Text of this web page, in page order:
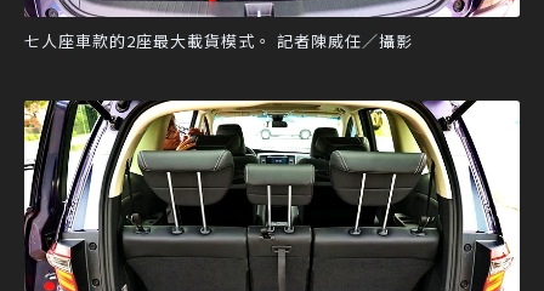
七人座車款的2座最大載貨模式。 記者陳威任／攝影